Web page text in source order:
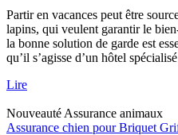
Partir en vacances peut être
lapins, qui veulent garantir le
la bonne solution de garde est
qu’il s’agisse d’un hôtel
Lire
Nouveauté Assurance animaux
Assurance chien pour Briquet